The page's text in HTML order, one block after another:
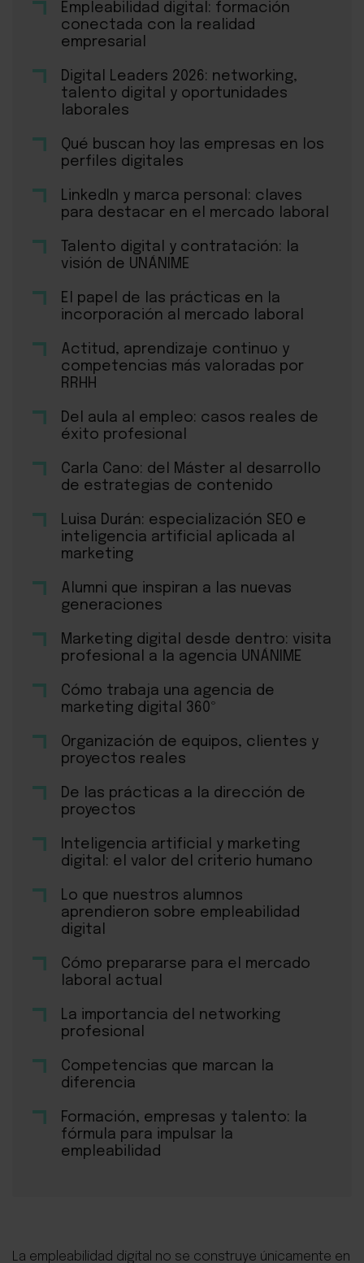
Empleabilidad digital: formación
conectada con la realidad
empresarial
Digital Leaders 2026: networking,
talento digital y oportunidades
laborales
Qué buscan hoy las empresas en los
perfiles digitales
LinkedIn y marca personal: claves
para destacar en el mercado laboral
Talento digital y contratación: la
visión de UNÁNIME
El papel de las prácticas en la
incorporación al mercado laboral
Actitud, aprendizaje continuo y
competencias más valoradas por
RRHH
Del aula al empleo: casos reales de
éxito profesional
Carla Cano: del Máster al desarrollo
de estrategias de contenido
Luisa Durán: especialización SEO e
inteligencia artificial aplicada al
marketing
Alumni que inspiran a las nuevas
generaciones
Marketing digital desde dentro: visita
profesional a la agencia UNÁNIME
Cómo trabaja una agencia de
marketing digital 360º
Organización de equipos, clientes y
proyectos reales
De las prácticas a la dirección de
proyectos
Inteligencia artificial y marketing
digital: el valor del criterio humano
Lo que nuestros alumnos
aprendieron sobre empleabilidad
digital
Cómo prepararse para el mercado
laboral actual
La importancia del networking
profesional
Competencias que marcan la
diferencia
Formación, empresas y talento: la
fórmula para impulsar la
empleabilidad
La empleabilidad digital no se construye únicamente en